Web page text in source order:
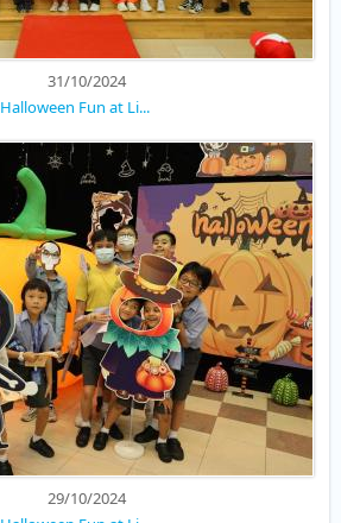
31/10/2024
Halloween Fun at Li...
29/10/2024